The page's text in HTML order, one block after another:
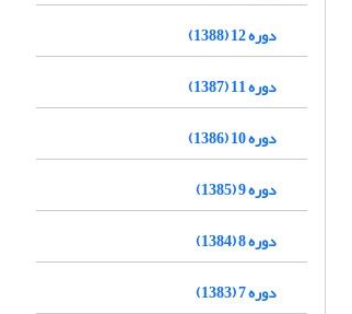
دوره 12 (1388)
دوره 11 (1387)
دوره 10 (1386)
دوره 9 (1385)
دوره 8 (1384)
دوره 7 (1383)